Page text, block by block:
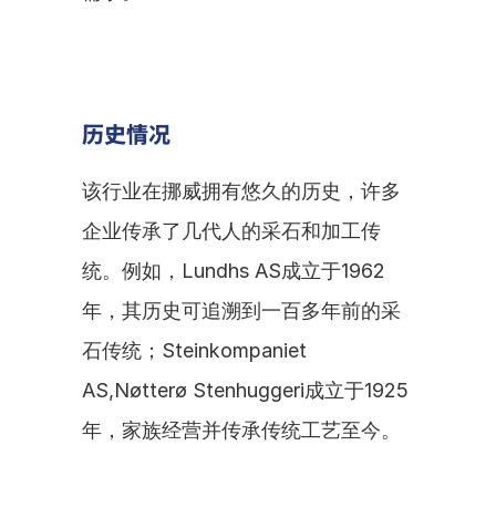
历史情况
该行业在挪威拥有悠久的历史，许多
企业传承了几代人的采石和加工传
统。例如，Lundhs AS成立于1962
年，其历史可追溯到一百多年前的采
石传统；Steinkompaniet
AS,Nøtterø Stenhuggeri成立于1925
年，家族经营并传承传统工艺至今。